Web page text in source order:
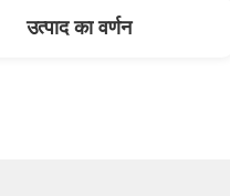
उत्पाद का वर्णन